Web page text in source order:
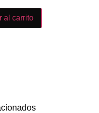
al carrito